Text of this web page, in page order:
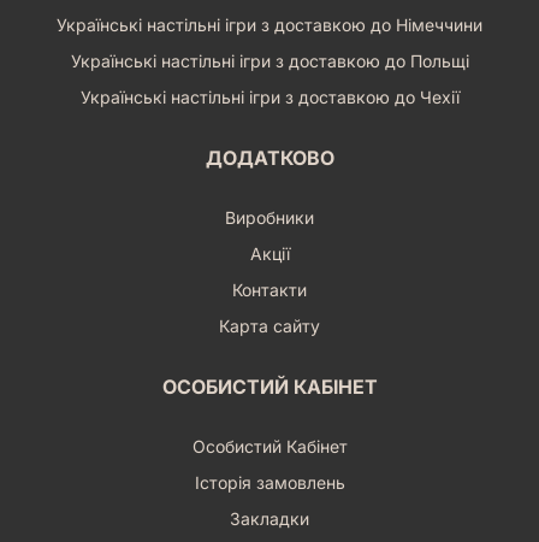
Українські настільні ігри з доставкою до Німеччини
Українські настільні ігри з доставкою до Польщі
Українські настільні ігри з доставкою до Чехії
ДОДАТКОВО
Виробники
Акції
Контакти
Карта сайту
ОСОБИСТИЙ КАБІНЕТ
Особистий Кабінет
Історія замовлень
Закладки